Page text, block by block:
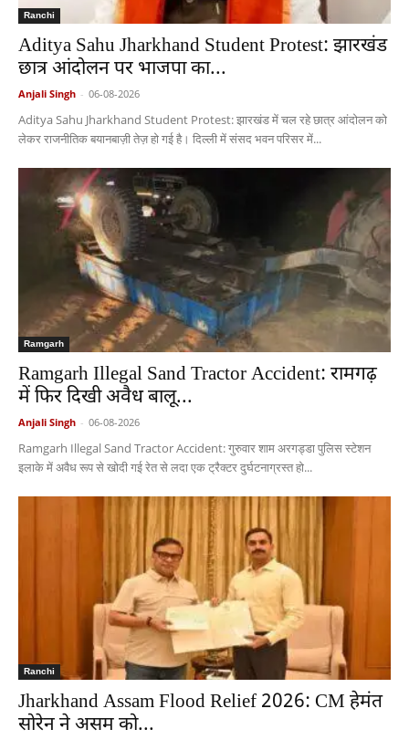
Ranchi
Aditya Sahu Jharkhand Student Protest: झारखंड
छात्र आंदोलन पर भाजपा का...
Anjali Singh - 06-08-2026
Aditya Sahu Jharkhand Student Protest: झारखंड में चल रहे छात्र आंदोलन को
लेकर राजनीतिक बयानबाज़ी तेज़ हो गई है। दिल्ली में संसद भवन परिसर में...
Ramgarh
Ramgarh Illegal Sand Tractor Accident: रामगढ़
में फिर दिखी अवैध बालू...
Anjali Singh - 06-08-2026
Ramgarh Illegal Sand Tractor Accident: गुरुवार शाम अरगड्डा पुलिस स्टेशन
इलाके में अवैध रूप से खोदी गई रेत से लदा एक ट्रैक्टर दुर्घटनाग्रस्त हो...
Ranchi
Jharkhand Assam Flood Relief 2026: CM हेमंत
सोरेन ने असम को...